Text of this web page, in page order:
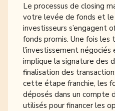
Le processus de closing
votre levée de fonds et
investisseurs s’engagent
fonds promis. Une fois les
l’investissement
implique la signature des
finalisation des
cette étape franchie, les
déposés dans un compte
utilisés pour financer les